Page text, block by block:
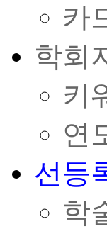
카
학회
키
연
선등
학